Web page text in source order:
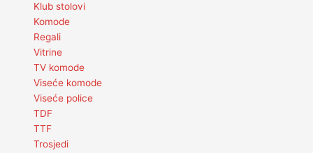
Klub stolovi
Komode
Regali
Vitrine
TV komode
Viseće komode
Viseće police
TDF
TTF
Trosjedi